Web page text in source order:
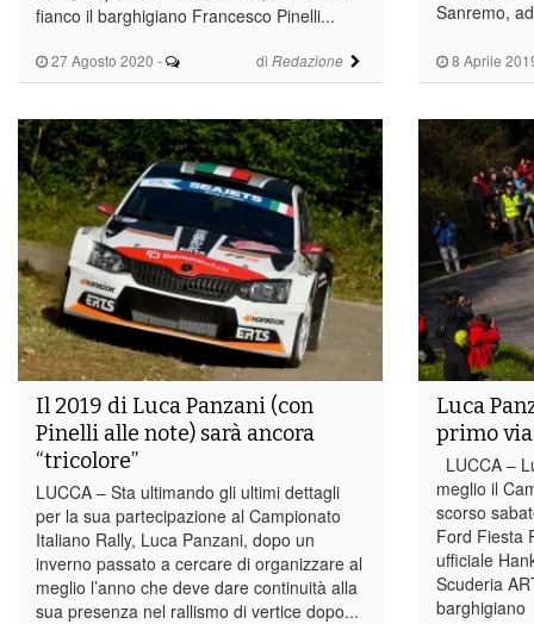
27 Agosto 2020 - di Redazione
fianco il barghigiano Francesco Pinelli...
8 Aprile
Sanremo,
Il 2019 di Luca Panzani (con
Pinelli alle note) sarà ancora
“tricolore”
LUCCA – Sta ultimando gli ultimi dettagli
per la sua partecipazione al Campionato
Italiano Rally, Luca Panzani, dopo un
inverno passato a cercare di organizzare al
meglio l’anno che deve dare continuità alla
sua presenza nel rallismo di vertice dopo...
Luca
primo via
LUCCA –
meglio il
scorso
Ford Fiesta
ufficiale
Scuderia
barghigiano